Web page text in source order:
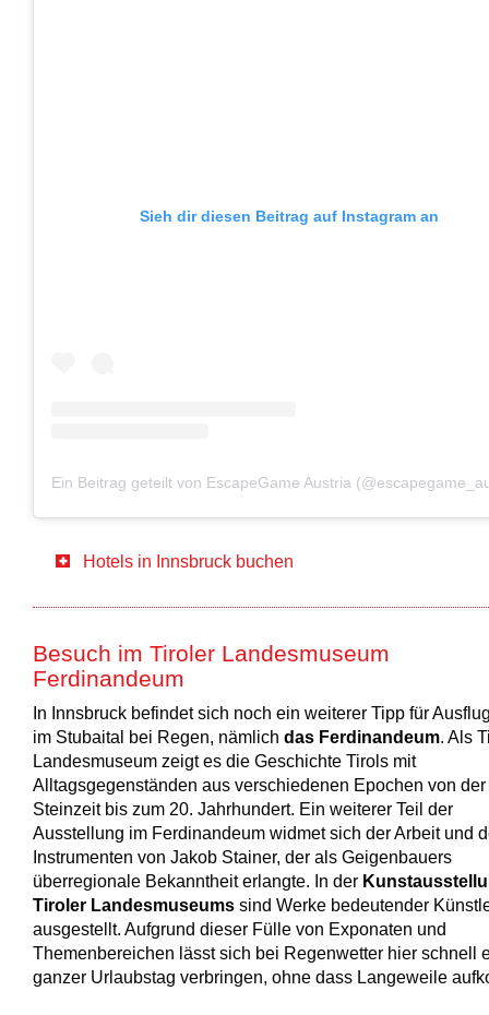
Sieh dir diesen Beitrag auf Instagram an
Ein Beitrag geteilt von EscapeGame Austria
Hotels in Innsbruck buchen
Besuch im Tiroler Landesmuseum
Ferdinandeum
In Innsbruck befindet sich noch ein weiterer Tipp für
im Stubaital bei Regen, nämlich das Ferdinandeum. Als
Landesmuseum zeigt es die Geschichte Tirols mit
Alltagsgegenständen aus verschiedenen Epochen von der
Steinzeit bis zum 20. Jahrhundert. Ein weiterer Teil der
Ausstellung im Ferdinandeum widmet sich der Arbeit und
Instrumenten von Jakob Stainer, der als Geigenbauers
überregionale Bekanntheit erlangte. In der
Tiroler Landesmuseums sind Werke bedeutender
ausgestellt. Aufgrund dieser Fülle von Exponaten und
Themenbereichen lässt sich bei Regenwetter hier schnell
ganzer Urlaubstag verbringen, ohne dass Langeweile